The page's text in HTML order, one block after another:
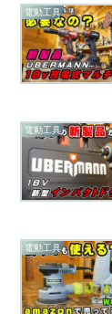
電動工具
電動工具
電動工具